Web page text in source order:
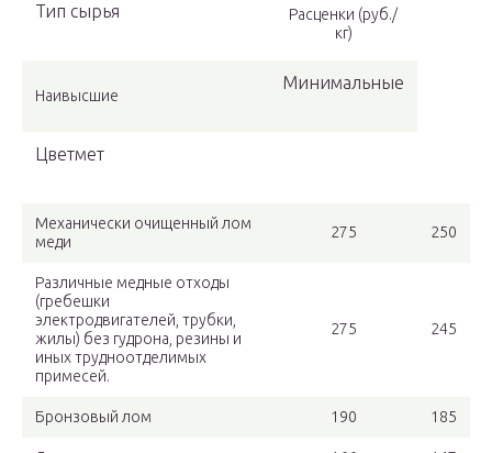
Тип сырья
Расценки (руб./
кг)
Наивысшие
Минимальные
Цветмет
Механически очищенный лом
меди
275 250
Различные медные отходы
(гребешки
электродвигателей, трубки,
жилы) без гудрона, резины и
иных трудноотделимых
примесей.
275 245
Бронзовый лом 190 185